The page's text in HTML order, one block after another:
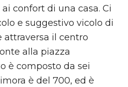
confort di una casa. Ci
e suggestivo vicolo di
attraversa il centro
alla piazza
è composto da sei
è del 700, ed è